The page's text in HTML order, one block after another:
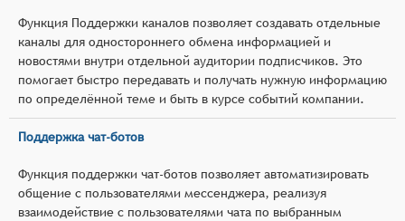
Функция Поддержки каналов позволяет создавать отдельные
каналы для одностороннего обмена информацией и
новостями внутри отдельной аудитории подписчиков. Это
помогает быстро передавать и получать нужную информацию
по определённой теме и быть в курсе событий компании.
Поддержка чат-ботов
Функция поддержки чат-ботов позволяет автоматизировать
общение с пользователями мессенджера, реализуя
взаимодействие с пользователями чата по выбранным